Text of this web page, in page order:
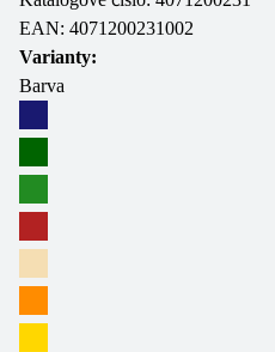
EAN: 4071200231002
Varianty:
Barva